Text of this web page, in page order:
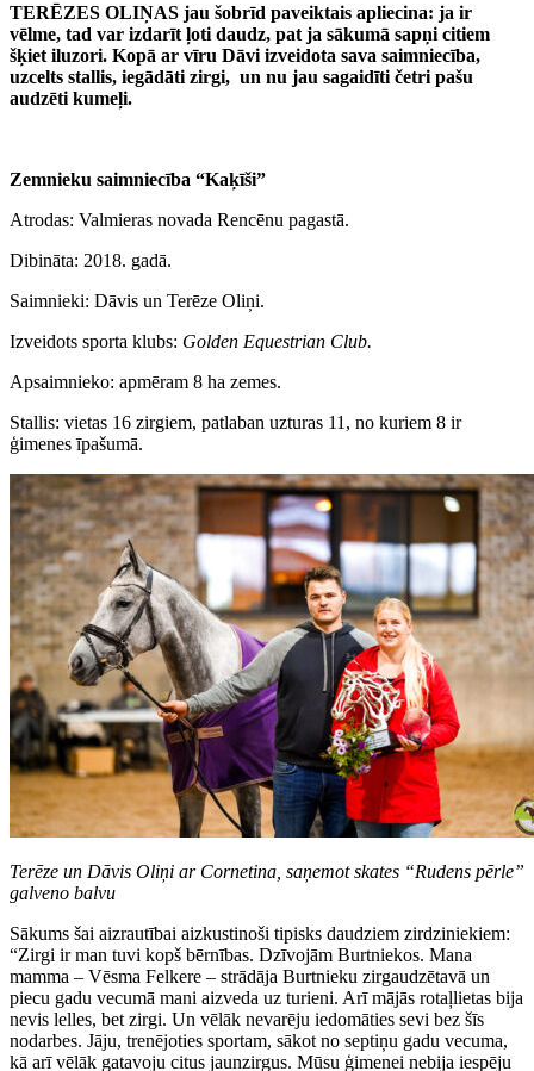
TERĒZES OLIŅAS jau šobrīd paveiktais apliecina: ja ir
vēlme, tad var izdarīt ļoti daudz, pat ja sākumā sapņi citiem
šķiet iluzori. Kopā ar vīru Dāvi izveidota sava saimniecība,
uzcelts stallis, iegādāti zirgi, un nu jau sagaidīti četri pašu
audzēti kumeļi.
Zemnieku saimniecība “Kaķīši”
Atrodas: Valmieras novada Rencēnu pagastā.
Dibināta: 2018. gadā.
Saimnieki: Dāvis un Terēze Oliņi.
Izveidots sporta klubs: Golden Equestrian Club.
Apsaimnieko: apmēram 8 ha zemes.
Stallis: vietas 16 zirgiem, patlaban uzturas 11, no kuriem 8 ir
ģimenes īpašumā.
Terēze un Dāvis Oliņi ar Cornetina, saņemot skates “Rudens pērle”
galveno balvu
Sākums šai aizrautībai aizkustinoši tipisks daudziem zirdziniekiem:
“Zirgi ir man tuvi kopš bērnības. Dzīvojām Burtniekos. Mana
mamma – Vēsma Felkere – strādāja Burtnieku zirgaudzētavā un
piecu gadu vecumā mani aizveda uz turieni. Arī mājās rotaļlietas bija
nevis lelles, bet zirgi. Un vēlāk nevarēju iedomāties sevi bez šīs
nodarbes. Jāju, trenējoties sportam, sākot no septiņu gadu vecuma,
kā arī vēlāk gatavoju citus jaunzirgus. Mūsu ģimenei nebija iespēju